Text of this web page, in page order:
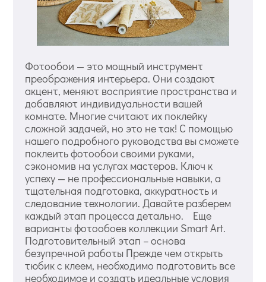
Фотообои — это мощный инструмент
преображения интерьера. Они создают
акцент, меняют восприятие пространства и
добавляют индивидуальности вашей
комнате. Многие считают их поклейку
сложной задачей, но это не так! С помощью
нашего подробного руководства вы сможете
поклеить фотообои своими руками,
сэкономив на услугах мастеров. Ключ к
успеху — не профессиональные навыки, а
тщательная подготовка, аккуратность и
следование технологии. Давайте разберем
каждый этап процесса детально. Еще
варианты фотообоев коллекции Smart Art.
Подготовительный этап – основа
безупречной работы Прежде чем открыть
тюбик с клеем, необходимо подготовить все
необходимое и создать идеальные условия